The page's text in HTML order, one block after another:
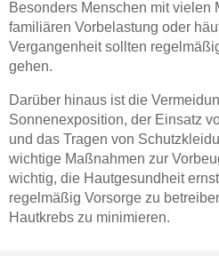
Besonders Menschen mit vielen
familiären Vorbelastung oder
Vergangenheit sollten
gehen.
Darüber hinaus ist die
Sonnenexposition, der Einsatz
und das Tragen von
wichtige Maßnahmen zur
wichtig, die Hautgesundheit
regelmäßig Vorsorge zu
Hautkrebs zu minimieren.